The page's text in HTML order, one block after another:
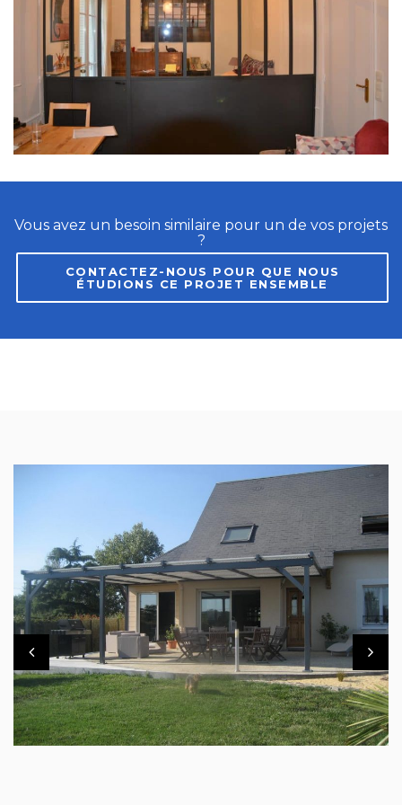
Vous avez un besoin similaire pour un de vos projets
?
CONTACTEZ-NOUS POUR QUE NOUS
ÉTUDIONS CE PROJET ENSEMBLE
CHARPENTE PERGOLA EXTÉRIEUR